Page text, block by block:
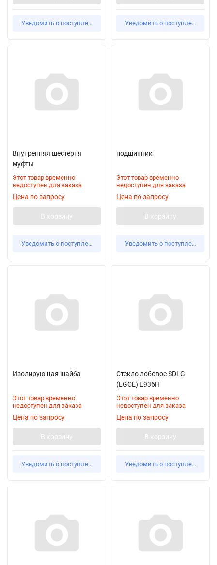
Уведомить о поступлении Уведомить о поступлении
Внутренняя шестерня
муфты
Этот товар временно
недоступен для заказа
Цена по запросу
В корзину
Уведомить о поступлении
подшипник
Этот товар временно
недоступен для заказа
Цена по запросу
В корзину
Уведомить о поступлении
Изолирующая шайба
Этот товар временно
недоступен для заказа
Цена по запросу
В корзину
Уведомить о поступлении
Стекло лобовое SDLG
(LGCE) L936H
Этот товар временно
недоступен для заказа
Цена по запросу
В корзину
Уведомить о поступлении